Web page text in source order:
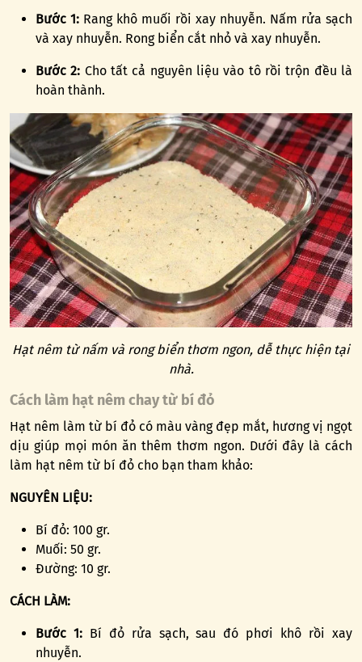
Bước 1: Rang khô muối rồi xay nhuyễn. Nấm rửa sạch
và xay nhuyễn. Rong biển cắt nhỏ và xay nhuyễn.
Bước 2: Cho tất cả nguyên liệu vào tô rồi trộn đều là
hoàn thành.
Hạt nêm từ nấm và rong biển thơm ngon, dễ thực hiện tại
nhà.
Cách làm hạt nêm chay từ bí đỏ
Hạt nêm làm từ bí đỏ có màu vàng đẹp mắt, hương vị ngọt
dịu giúp mọi món ăn thêm thơm ngon. Dưới đây là cách
làm hạt nêm từ bí đỏ cho bạn tham khảo:
NGUYÊN LIỆU:
Bí đỏ: 100 gr.
Muối: 50 gr.
Đường: 10 gr.
CÁCH LÀM:
Bước 1: Bí đỏ rửa sạch, sau đó phơi khô rồi xay
nhuyễn.